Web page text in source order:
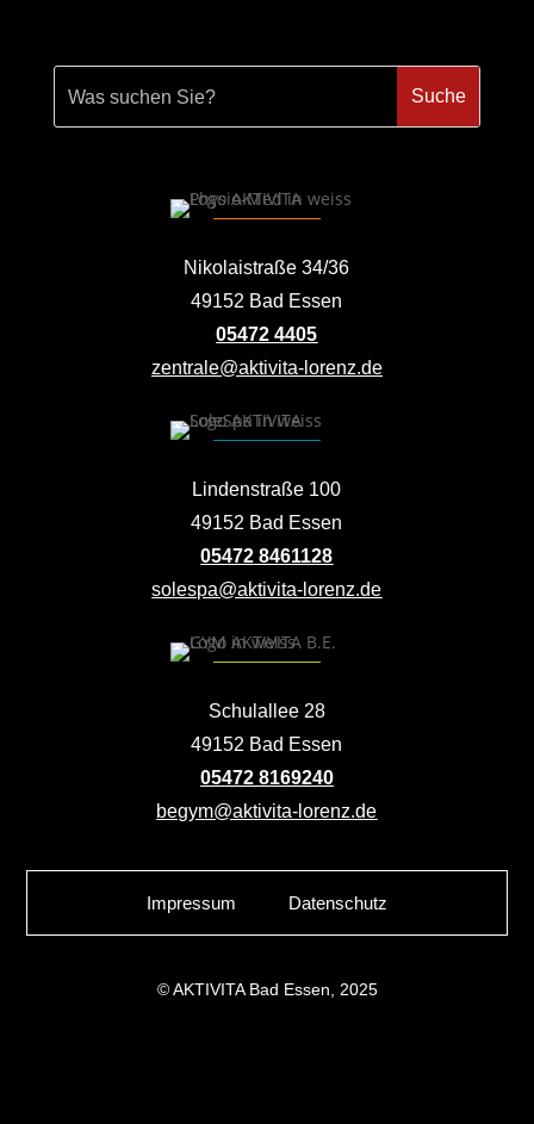
Nikolaistraße 34/36
49152 Bad Essen
05472 4405
zentrale@aktivita-lorenz.de
Lindenstraße 100
49152 Bad Essen
05472 8461128
solespa@aktivita-lorenz.de
Schulallee 28
49152 Bad Essen
05472 8169240
begym@aktivita-lorenz.de
Impressum Datenschutz
© AKTIVITA Bad Essen, 2025